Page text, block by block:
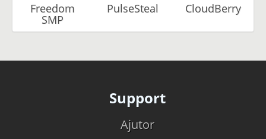
Freedom
SMP
PulseSteal CloudBerry
Support
Ajutor